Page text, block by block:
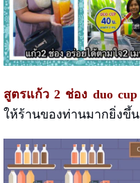
สูตรแก้ว 2 ช่อง duo cup
ให้ร้านของท่านมากยิ่งขึ้น